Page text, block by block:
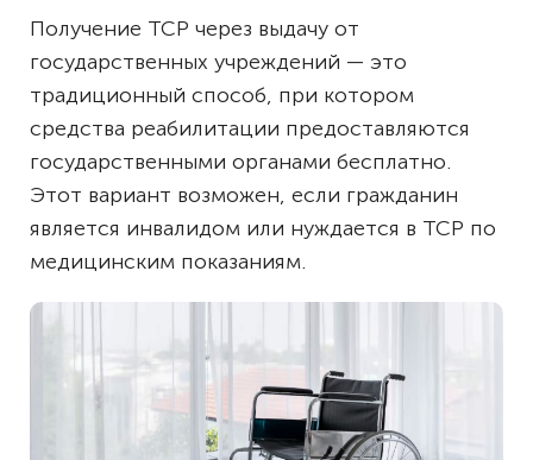
Получение ТСР через выдачу от
государственных учреждений — это
традиционный способ, при котором
средства реабилитации предоставляются
государственными органами бесплатно.
Этот вариант возможен, если гражданин
является инвалидом или нуждается в ТСР по
медицинским показаниям.